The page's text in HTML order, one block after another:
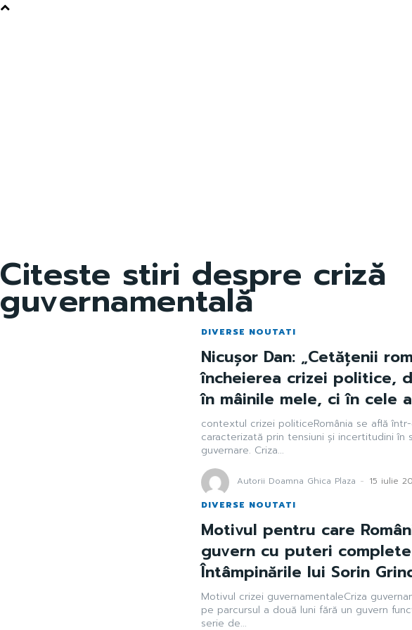
Citeste stiri despre criză
guvernamentală
DIVERSE NOUTATI
Nicușor Dan: „Cetățenii
încheierea crizei politice,
în mâinile mele, ci în cele
contextul crizei politiceRomânia se află
caracterizată prin tensiuni și incertitudini în
guvernare. Criza...
Autorii Doamna Ghica Plaza - 15 iulie
DIVERSE NOUTATI
Motivul pentru care
guvern cu puteri
Întâmpinările lui Sorin
Motivul crizei guvernamentaleCriza
pe parcursul a două luni fără un guvern
serie de...